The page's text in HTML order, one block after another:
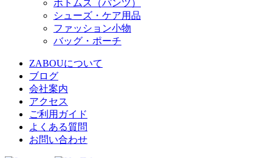
ボトムス（パンツ）
シューズ・ケア用品
ファッション小物
バッグ・ポーチ
ZABOUについて
ブログ
会社案内
アクセス
ご利用ガイド
よくある質問
お問い合わせ